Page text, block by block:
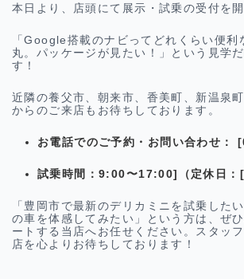
本日より、店頭にて展示・試乗の受付を
「Google搭載のナビってどれくらい便利
丸。パッケージが見たい！」という見学
す！
近隣の養父市、朝来市、香美町、新温泉
からのご来店もお待ちしております。
お電話でのご予約・お問い合わせ：
試乗時間 ：9:00〜17:00] （定休日：
「豊岡市で最新のデリカミニを試乗した
の車を体感してみたい」という方は、ぜ
ートする当店へお任せください。スタッ
店を心よりお待ちしております！